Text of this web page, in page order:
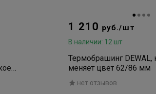
1 210 руб./шт
В наличии: 12 шт
Термобрашинг DEWAL,
меняет цвет 62/86 мм
нет отзывов